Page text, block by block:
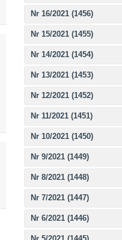
Nr 16/2021 (1456)
Nr 15/2021 (1455)
Nr 14/2021 (1454)
Nr 13/2021 (1453)
Nr 12/2021 (1452)
Nr 11/2021 (1451)
Nr 10/2021 (1450)
Nr 9/2021 (1449)
Nr 8/2021 (1448)
Nr 7/2021 (1447)
Nr 6/2021 (1446)